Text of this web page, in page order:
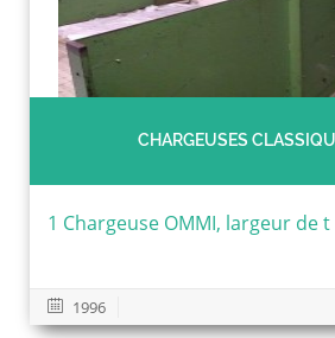
CHARGEUSES
1 Chargeuse OMMI, largeur de t
1996